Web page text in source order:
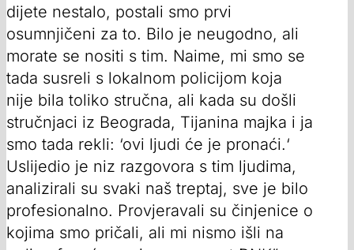
dijete nestalo, postali smo prvi
osumnjičeni za to. Bilo je neugodno, ali
morate se nositi s tim. Naime, mi smo se
tada susreli s lokalnom policijom koja
nije bila toliko stručna, ali kada su došli
stručnjaci iz Beograda, Tijanina majka i ja
smo tada rekli: ‘ovi ljudi će je pronaći.‘
Uslijedio je niz razgovora s tim ljudima,
analizirali su svaki naš treptaj, sve je bilo
profesionalno. Provjeravali su činjenice o
kojima smo pričali, ali mi nismo išli na